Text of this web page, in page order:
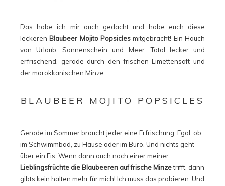
Das habe ich mir auch gedacht und habe euch diese
leckeren Blaubeer Mojito Popsicles mitgebracht! Ein Hauch
von Urlaub, Sonnenschein und Meer. Total lecker und
erfrischend, gerade durch den frischen Limettensaft und
der marokkanischen Minze.
BLAUBEER MOJITO POPSICLES
Gerade im Sommer braucht jeder eine Erfrischung. Egal, ob
im Schwimmbad, zu Hause oder im Büro. Und nichts geht
über ein Eis. Wenn dann auch noch einer meiner
Lieblingsfrüchte die Blaubeeren auf frische Minzetrifft, dann
gibts kein halten mehr für mich! Ich muss das probieren. Und